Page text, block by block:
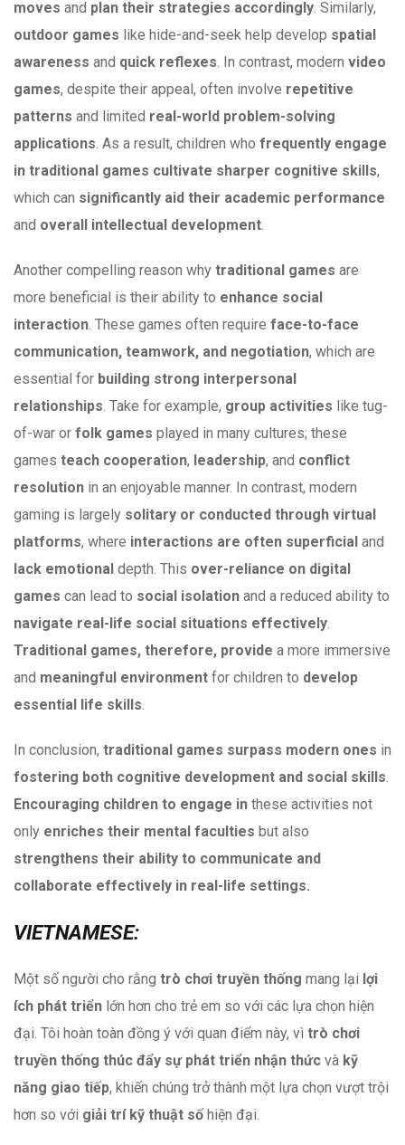
moves and plan their strategies accordingly. Similarly,
outdoor games like hide-and-seek help develop spatial
awareness and quick reflexes. In contrast, modern video
games, despite their appeal, often involve repetitive
patterns and limited real-world problem-solving
applications. As a result, children who frequently engage
in traditional games cultivate sharper cognitive skills,
which can significantly aid their academic performance
and overall intellectual development.
Another compelling reason why traditional games are
more beneficial is their ability to enhance social
interaction. These games often require face-to-face
communication, teamwork, and negotiation, which are
essential for building strong interpersonal
relationships. Take for example, group activities like tug-
of-war or folk games played in many cultures; these
games teach cooperation, leadership, and conflict
resolution in an enjoyable manner. In contrast, modern
gaming is largely solitary or conducted through virtual
platforms, where interactions are often superficial and
lack emotional depth. This over-reliance on digital
games can lead to social isolation and a reduced ability to
navigate real-life social situations effectively.
Traditional games, therefore, provide a more immersive
and meaningful environment for children to develop
essential life skills.
In conclusion, traditional games surpass modern ones in
fostering both cognitive development and social skills.
Encouraging children to engage in these activities not
only enriches their mental faculties but also
strengthens their ability to communicate and
collaborate effectively in real-life settings.
VIETNAMESE:
Một số người cho rằng trò chơi truyền thống mang lại lợi
ích phát triển lớn hơn cho trẻ em so với các lựa chọn hiện
đại. Tôi hoàn toàn đồng ý với quan điểm này, vì trò chơi
truyền thống thúc đẩy sự phát triển nhận thức và kỹ
năng giao tiếp, khiến chúng trở thành một lựa chọn vượt trội
hơn so với giải trí kỹ thuật số hiện đại.